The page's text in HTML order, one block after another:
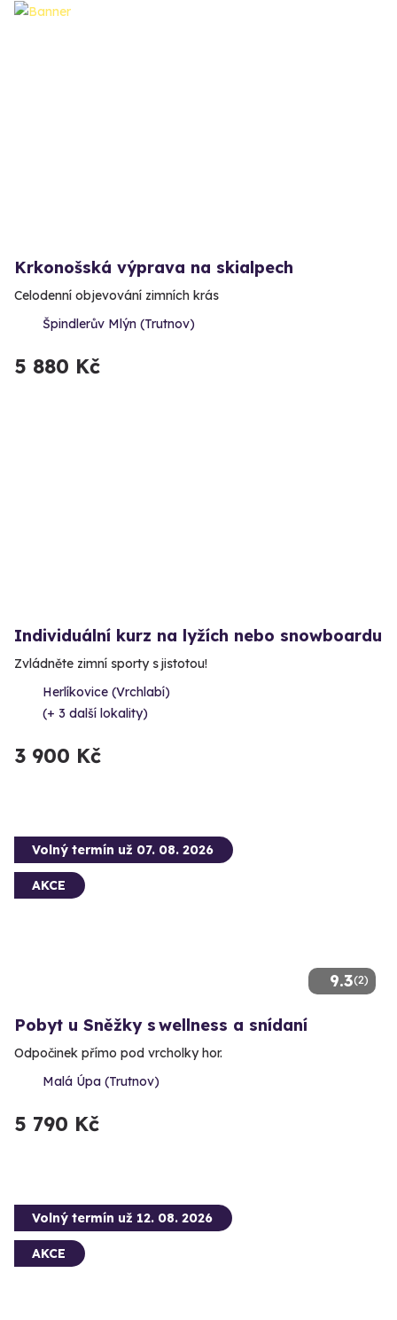
Krkonošská výprava na skialpech
Celodenní objevování zimních krás
Špindlerův Mlýn (Trutnov)
5 880 Kč
Individuální kurz na lyžích nebo snowboardu
Zvládněte zimní sporty s jistotou!
Herlíkovice (Vrchlabí)
(+ 3 další lokality)
3 900 Kč
9.3(2)
Volný termín už 07. 08. 2026
AKCE
Pobyt u Sněžky s wellness a snídaní
Odpočinek přímo pod vrcholky hor.
Malá Úpa (Trutnov)
5 790 Kč
Volný termín už 12. 08. 2026
AKCE